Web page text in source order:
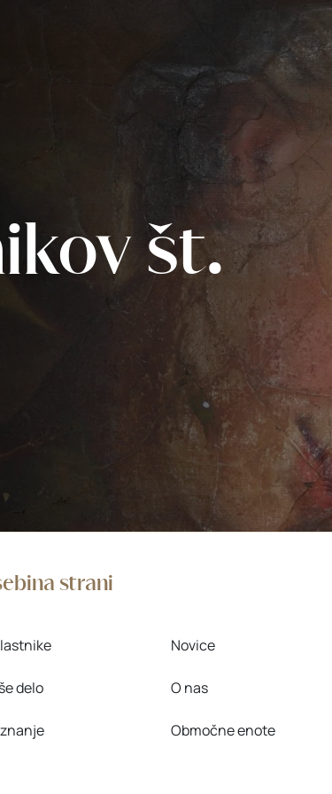
št.
strani
delo
Novice
O nas
Območne enote